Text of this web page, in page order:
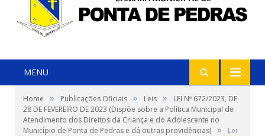
MENU
Home » Publicações Oficiais » Leis »
LEI Nº 672/2023, DE
28 DE FEVEREIRO DE 2023 (Dispõe sobre a Política Municipal de
Atendimento dos Direitos da Criança e do Adolescente no
Município de Ponta de Pedras e dá outras providências) »
Lei